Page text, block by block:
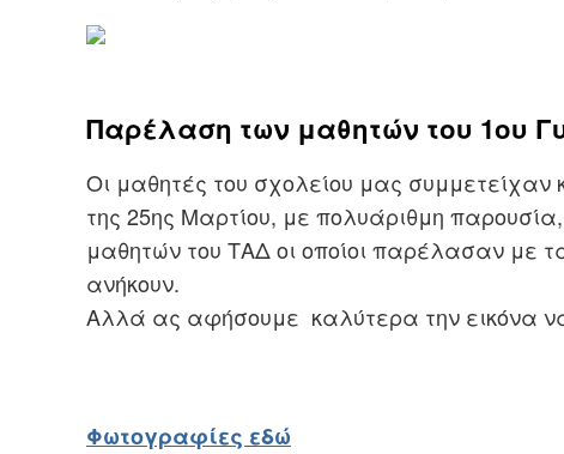
Παρέλαση των μαθητών του 1ου
Οι μαθητές του σχολείου μας
της 25ης Μαρτίου, με πολυάριθμη
μαθητών του ΤΑΔ οι οποίοι παρέλασαν με
ανήκουν.
Αλλά ας αφήσουμε καλύτερα την εικόνα
Φωτογραφίες εδώ